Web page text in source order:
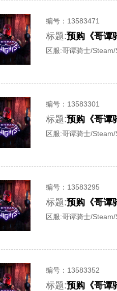
编号： 13583471
标题:预购《哥谭
区服:哥谭骑士/Steam/
编号： 13583301
标题:预购《哥谭
区服:哥谭骑士/Steam/
编号： 13583295
标题:预购《哥谭
区服:哥谭骑士/Steam/
编号： 13583352
标题:预购《哥谭